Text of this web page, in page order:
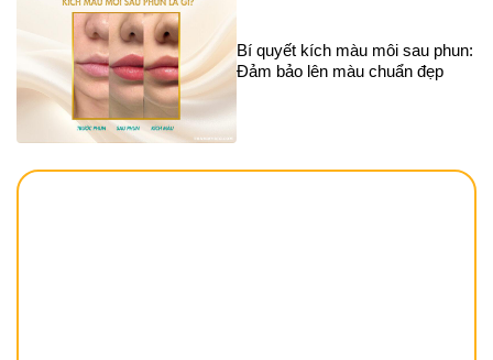
Bí quyết kích màu môi sau phun:
Đảm bảo lên màu chuẩn đẹp